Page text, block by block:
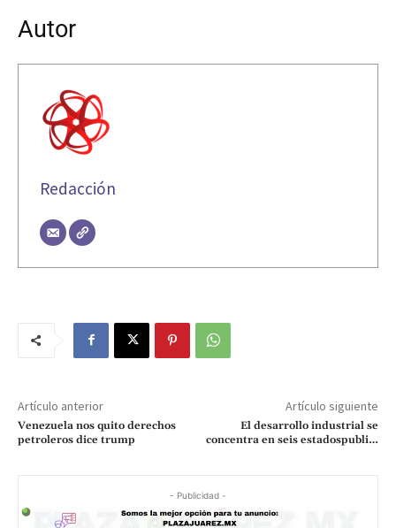
Autor
Redacción
Artículo anterior
Venezuela nos quito derechos
petroleros dice trump
Artículo siguiente
El desarrollo industrial se
concentra en seis estadospubli…
- Publicidad -